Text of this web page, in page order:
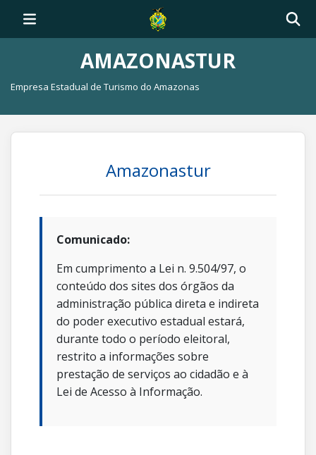
AMAZONASTUR
Empresa Estadual de Turismo do Amazonas
Amazonastur
Comunicado:
Em cumprimento a Lei n. 9.504/97, o
conteúdo dos sites dos órgãos da
administração pública direta e indireta
do poder executivo estadual estará,
durante todo o período eleitoral,
restrito a informações sobre
prestação de serviços ao cidadão e à
Lei de Acesso à Informação.